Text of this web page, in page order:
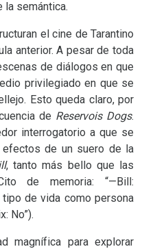
la semántica.
el cine de Tarantino
anterior. A pesar de toda
de diálogos en que
privilegiado en que se
Esto queda claro, por
de Reservois Dogs.
interrogatorio a que se
de un suero de la
, tanto más bello que las
de memoria: “—Bill:
de vida como persona
No”).
magnífica para explorar